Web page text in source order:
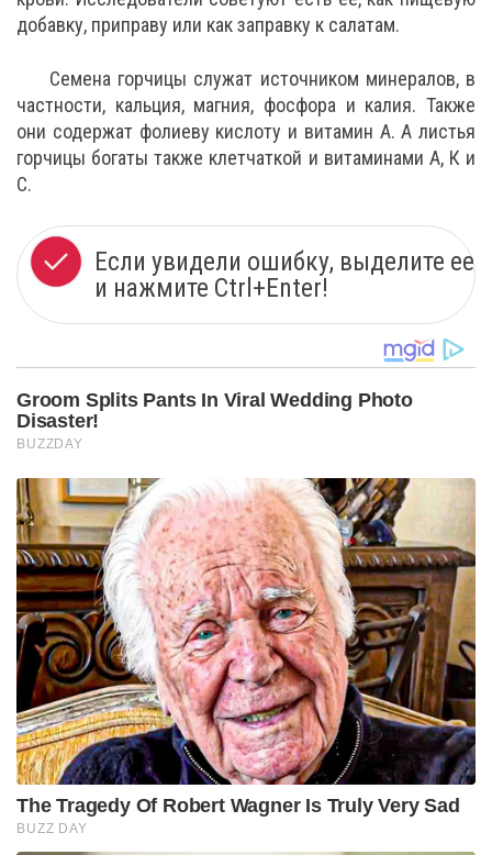
добавку, приправу или как заправку к салатам.
Семена горчицы служат источником минералов, в
частности, кальция, магния, фосфора и калия. Также
они содержат фолиеву кислоту и витамин А. А листья
горчицы богаты также клетчаткой и витаминами А, К и
С.
Если увидели ошибку, выделите ее
и нажмите Ctrl+Enter!
Groom Splits Pants In Viral Wedding Photo
Disaster!
BUZZDAY
The Tragedy Of Robert Wagner Is Truly Very Sad
BUZZ DAY